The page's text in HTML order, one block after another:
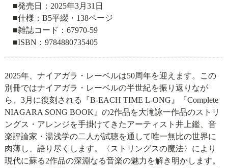
■発売日：2025年3月31日
■仕様：B5平綴・138ページ
■雑誌コード：67970-59
■ISBN：9784880735405
2025年、ナイアガラ・レーベルは50周年を迎えます。この
別冊ではナイアガラ・レーベルの半世紀を振り返りなが
ら、3月に復刻される『B-EACH TIME L-ONG』『Complete
NIAGARA SONG BOOK』の2作品を大滝詠一作品のストリ
ングス・アレンジを手掛けてきたアーティスト井上鑑、音
楽評論家・湯浅学の二人が試聴を通して唯一無比の世界に
肉薄し、語り尽くします。〈ストリングスの魔法〉により
現代に蘇る2作品の深淵なる音楽の魅力を解き明かします。